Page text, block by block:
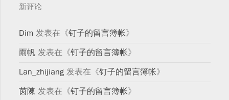
新评论
Dim 发表在《钉子的留言簿帐》
雨帆 发表在《钉子的留言簿帐》
Lan_zhijiang 发表在《钉子的留言簿帐》
茵陳 发表在《钉子的留言簿帐》